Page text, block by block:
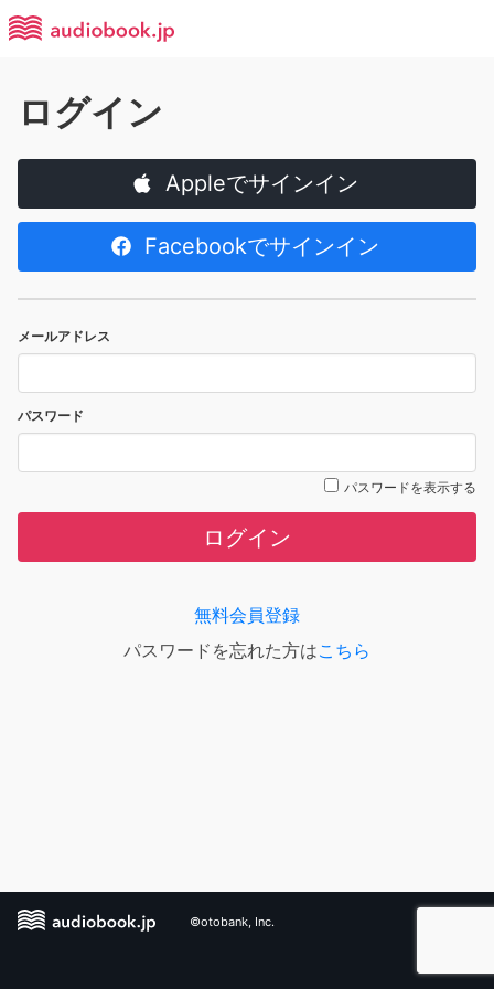
ログイン
Appleでサインイン
Facebookでサインイン
メールアドレス
パスワード
パスワードを表示する
ログイン
無料会員登録
パスワードを忘れた方はこちら
©otobank, Inc.